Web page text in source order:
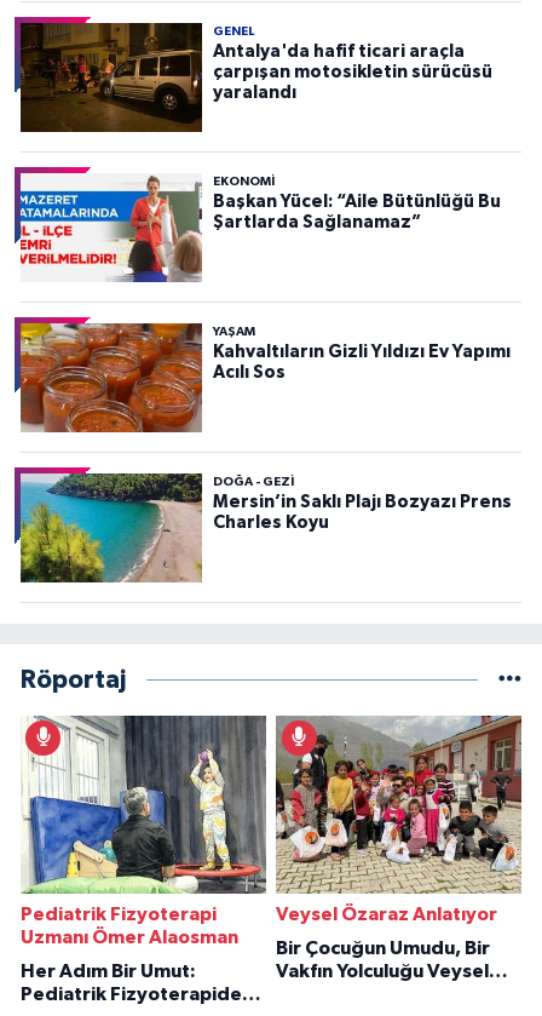
GENEL
Antalya'da hafif ticari araçla
çarpışan motosikletin sürücüsü
yaralandı
EKONOMI
Başkan Yücel: “Aile Bütünlüğü Bu
Şartlarda Sağlanamaz”
YAŞAM
Kahvaltıların Gizli Yıldızı Ev Yapımı
Acılı Sos
DOĞA - GEZI
Mersin’in Saklı Plajı Bozyazı Prens
Charles Koyu
Röportaj
Pediatrik Fizyoterapi
Uzmanı Ömer Alaosman
Her Adım Bir Umut:
Pediatrik Fizyoterapiden
Veysel Özaraz Anlatıyor
Bir Çocuğun Umudu, Bir
Vakfın Yolculuğu Veysel